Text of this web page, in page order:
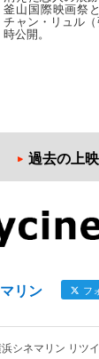
釜山国際映画祭
チャン・リュル
時公開。
過去の上
リン フ
シネマリン リツ